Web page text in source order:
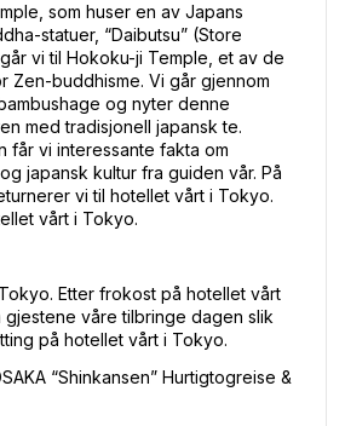
som huser en av Japans
statuer, “Daibutsu” (Store
vi til Hokoku-ji Temple, et av de
Zen-buddhisme. Vi går gjennom
og nyter denne
med tradisjonell japansk te.
får vi interessante fakta om
japansk kultur fra guiden vår. På
vi til hotellet vårt i Tokyo.
vårt i Tokyo.
Etter frokost på hotellet vårt
gjestene våre tilbringe dagen slik
på hotellet vårt i Tokyo.
“Shinkansen” Hurtigtogreise &